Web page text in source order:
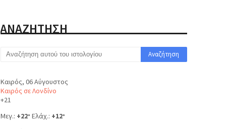
ΑΝΑΖΗΤΗΣΗ
Καιρός, 06 Αύγουστος
Καιρός σε Λονδίνο
+21
Μεγ.: +22° Ελάχ.: +12°